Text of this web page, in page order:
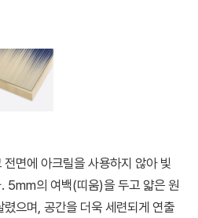
면에 아크릴을 사용하지 않아 빛
5mm의 여백(띠움)을 두고 얇은 원
으며, 공간을 더욱 세련되게 연출